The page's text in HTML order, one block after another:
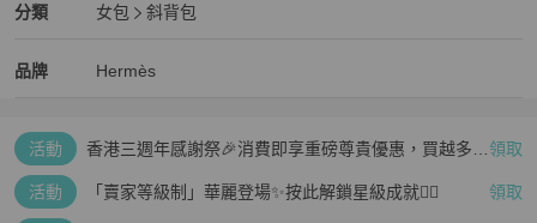
分類
Hermès 女包分類資訊
女包
斜背包
品牌
Hermès 精品女包品牌介紹
Hermès
Hermès 推薦清單
活動
香港三週年感謝祭🎉消費即享重磅尊貴優惠，買越多、 領取
活動 「賣家等級制」華麗登場✨按此解鎖星級成就👆🏻 領取